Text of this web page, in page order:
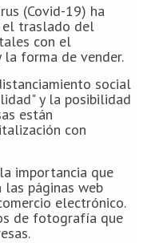
(Covid-19) ha
el traslado del
con el
la forma de vender.
social
y la posibilidad
están
con
importancia que
páginas web
electrónico.
de fotografía que